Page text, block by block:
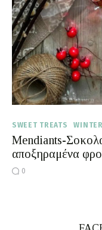
Moments
FAQ
SWEET TREATS WINTER
Mendiants-
αποξηραμένα
0